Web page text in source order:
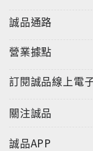
本書系co-Trip是
的經典行程，提
安排行程，也可
書內提供了小旅
採購伴手禮，更
誠品通路
營業據點
訂閱誠品線上電
關注誠品
誠品APP